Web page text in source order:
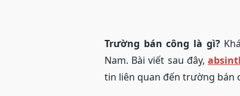
Trường bán công là gì?
Nam. Bài viết sau đây,
tin liên quan đến trường bán